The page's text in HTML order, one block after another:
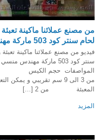
من مصنع عملائنا ماكينة
لحام سنتر كود 503 ماركة مهندس منسي
فيديو من مصنع عملائنا ماكينة
سنتر كود 503 ماركة
من 3 الى 9 سم تقريبي و
المعبئة من 2 […]
المزيد